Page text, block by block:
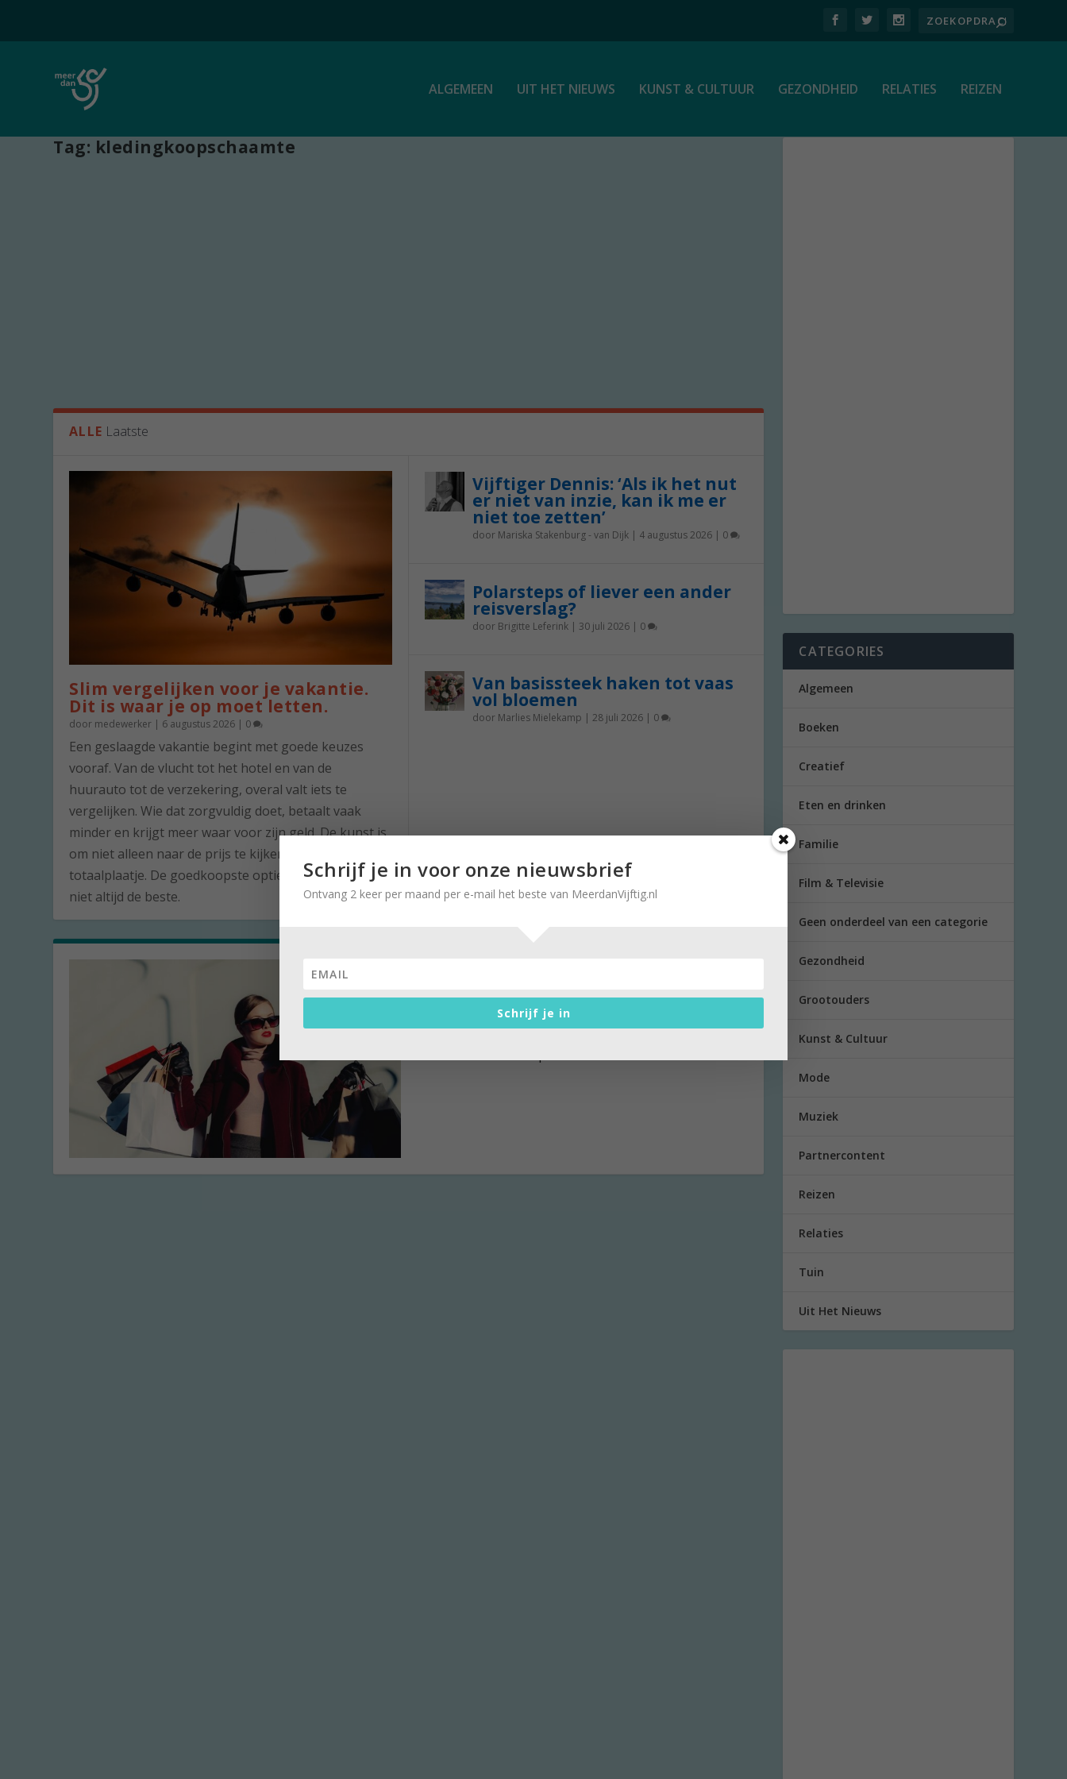
ALGEMEEN UIT HET NIEUWS KUNST & CULTUUR GEZONDHEID RELATIES REIZEN
Tag: kledingkoopschaamte
ALLE Laatste
Slim vergelijken voor je vakantie.
Dit is waar je op moet letten.
door medewerker | 6 augustus 2026 | 0
Een geslaagde vakantie begint met goede keuzes
vooraf. Van de vlucht tot het hotel en van de
huurauto tot de verzekering, overal valt iets te
vergelijken. Wie dat zorgvuldig doet, betaalt vaak
minder en krijgt meer waar voor zijn geld. De kunst is
om niet alleen naar de prijs te kijken, maar naar het
totaalplaatje. De goedkoopste optie is namelijk lang
niet altijd de beste.
Vijftiger Dennis: ‘Als ik het nut
er niet van inzie, kan ik me er
niet toe zetten’
door Mariska Stakenburg - van Dijk| 4 augustus 2026| 0
Polarsteps of liever een ander
reisverslag?
door Brigitte Leferink| 30 juli 2026| 0
Van basissteek haken tot vaas
vol bloemen
door Marlies Mielekamp | 28 juli 2026| 0
Marlies Mielekamp|30 juli 2019
Er ontbreekt niet veel in mijn kledingkast voor deze
CATEGORIES
Algemeen
Boeken
Creatief
Eten en drinken
Familie
Film & Televisie
Geen onderdeel van een categorie
Gezondheid
Grootouders
Kunst & Cultuur
Mode
Muziek
Partnercontent
Reizen
Relaties
Tuin
Uit Het Nieuws
Schrijf je in voor onze nieuwsbrief
Ontvang 2 keer per maand per e-mail het beste van MeerdanVijftig.nl
Schrijf je in